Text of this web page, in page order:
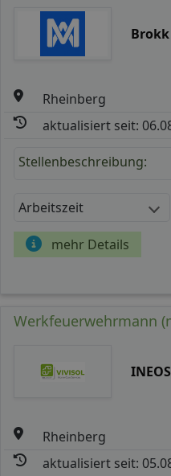
Brokk
Rheinberg
aktualisiert seit:
Stellenbeschreibung:
Arbeitszeit
mehr Details
Werkfeuerwehrmann
INEOS
Rheinberg
aktualisiert seit: